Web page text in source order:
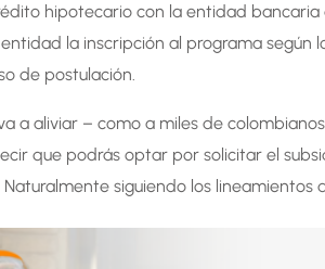
hipotecario con la entidad bancaria
la inscripción al programa según
de postulación.
a aliviar – como a miles de
que podrás optar por solicitar el
Naturalmente siguiendo los lineamientos